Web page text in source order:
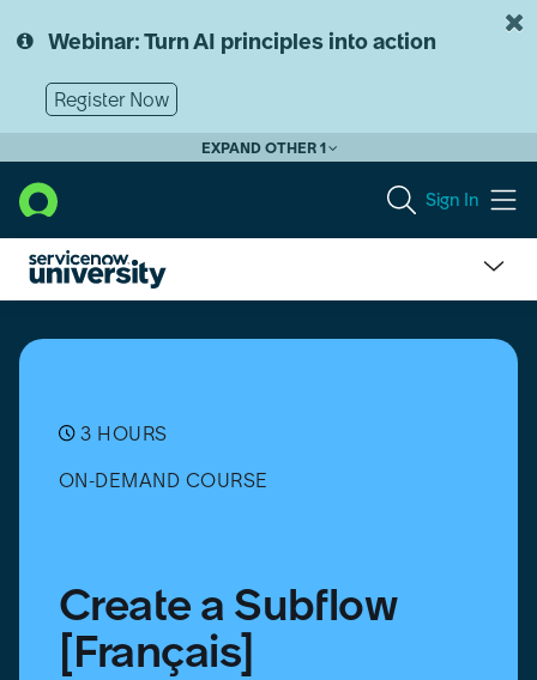
to
content
to
Webinar: Turn AI principles into action
Register Now
EXPAND OTHER 1
Sign In
Subflow
3 HOURS
ON-DEMAND COURSE
Create a Subflow
[Français]